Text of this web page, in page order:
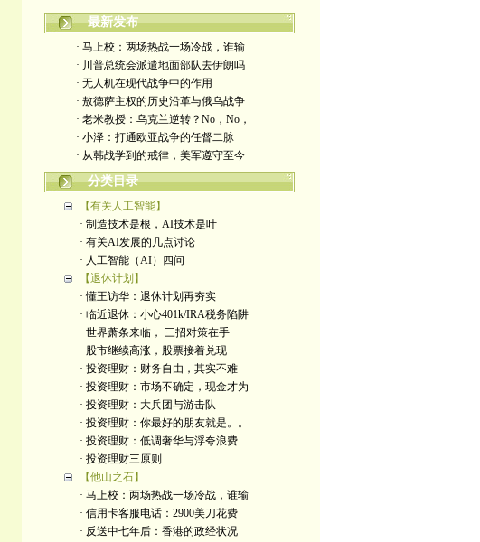
最新发布
· 马上校：两场热战一场冷战，谁输
· 川普总统会派遣地面部队去伊朗吗
· 无人机在现代战争中的作用
· 敖德萨主权的历史沿革与俄乌战争
· 老米教授：乌克兰逆转？No，No，
· 小泽：打通欧亚战争的任督二脉
· 从韩战学到的戒律，美军遵守至今
分类目录
【有关人工智能】
· 制造技术是根，AI技术是叶
· 有关AI发展的几点讨论
· 人工智能（AI）四问
【退休计划】
· 懂王访华：退休计划再夯实
· 临近退休：小心401k/IRA税务陷阱
· 世界萧条来临， 三招对策在手
· 股市继续高涨，股票接着兑现
· 投资理财：财务自由，其实不难
· 投资理财：市场不确定，现金才为
· 投资理财：大兵团与游击队
· 投资理财：你最好的朋友就是。。
· 投资理财：低调奢华与浮夸浪费
· 投资理财三原则
【他山之石】
· 马上校：两场热战一场冷战，谁输
· 信用卡客服电话：2900美刀花费
· 反送中七年后：香港的政经状况